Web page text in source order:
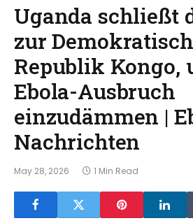
Uganda schließt
zur
Republik Kongo,
Ebola-Ausbruch
einzudämmen |
Nachrichten
May 28, 2026 1 Min Read